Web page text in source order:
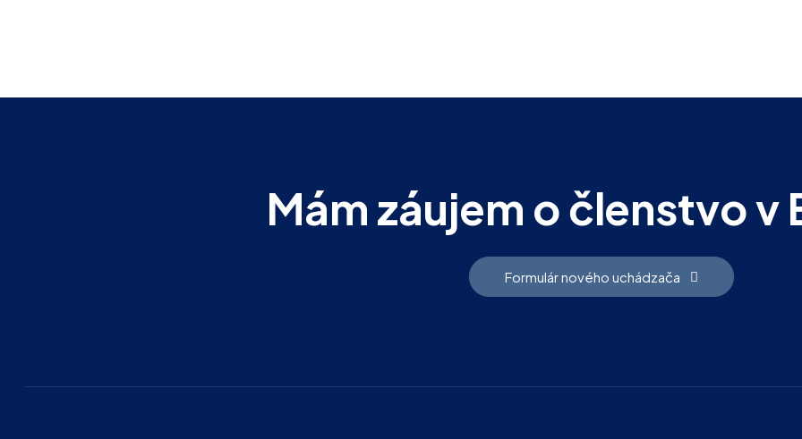
Mám záujem o členstvo v
Formulár nového uchádzača